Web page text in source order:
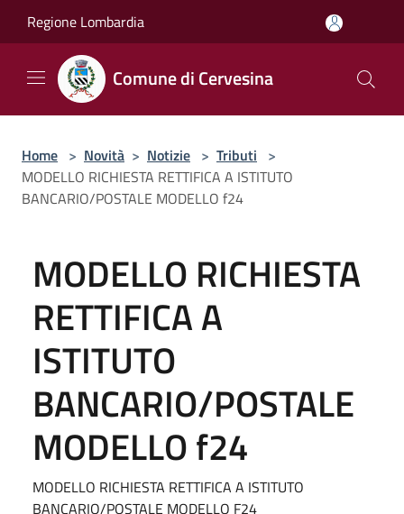
Regione Lombardia
Comune di Cervesina
Home > Novità > Notizie > Tributi >
MODELLO RICHIESTA RETTIFICA A ISTITUTO
BANCARIO/POSTALE MODELLO f24
MODELLO RICHIESTA
RETTIFICA A
ISTITUTO
BANCARIO/POSTALE
MODELLO f24
MODELLO RICHIESTA RETTIFICA A ISTITUTO
BANCARIO/POSTALE MODELLO F24